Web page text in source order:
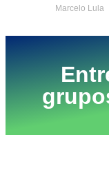
Marcelo Lula